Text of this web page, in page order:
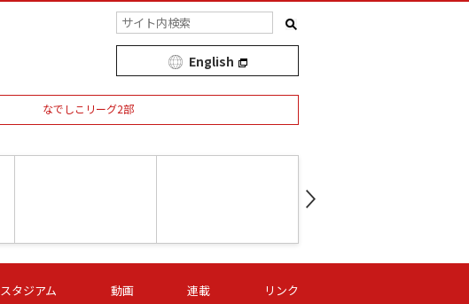
English
なでしこリーグ2部
第16節 09/06 (日) 15:00 第16節 09/06 (日) 15:00
スタジアム 動画 連載 リンク